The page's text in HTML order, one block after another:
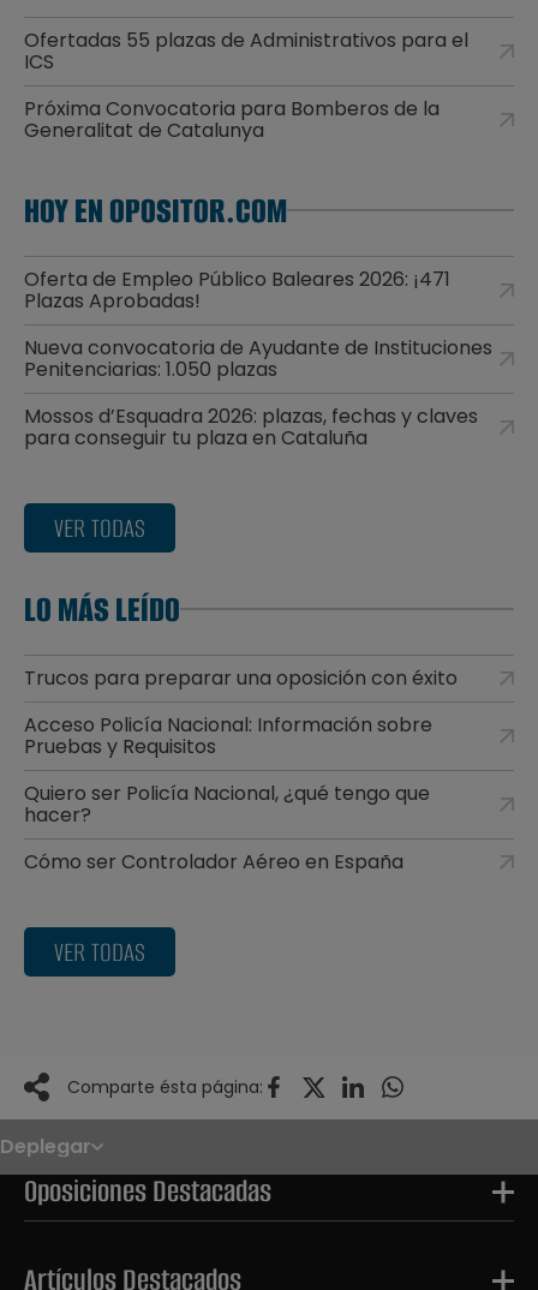
Ofertadas 55 plazas de Administrativos para el
ICS
Próxima Convocatoria para Bomberos de la
Generalitat de Catalunya
HOY EN OPOSITOR.COM
Oferta de Empleo Público Baleares 2026: ¡471
Plazas Aprobadas!
Nueva convocatoria de Ayudante de Instituciones
Penitenciarias: 1.050 plazas
Mossos d’Esquadra 2026: plazas, fechas y claves
para conseguir tu plaza en Cataluña
VER TODAS
LO MÁS LEÍDO
Trucos para preparar una oposición con éxito
Acceso Policía Nacional: Información sobre
Pruebas y Requisitos
Quiero ser Policía Nacional, ¿qué tengo que
hacer?
Cómo ser Controlador Aéreo en España
VER TODAS
Comparte ésta página:
Deplegar
Noticias
Oposiciones
Convocatorias
Paso paso
OPE 2026
Oposiciones Destacadas
Artículos Destacados